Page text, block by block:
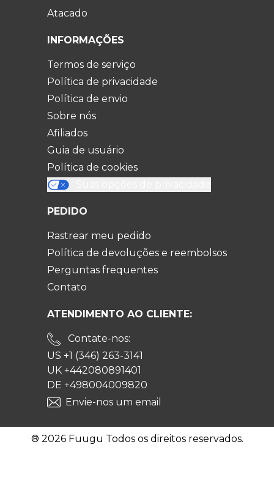
Atacado
INFORMAÇÕES
Termos de serviço
Política de privacidade
Política de envio
Sobre nós
Afiliados
Guia de usuário
Política de cookies
PEDIDO
Rastrear meu pedido
Política de devoluções e reembolsos
Perguntas frequentes
Contato
ATENDIMENTO AO CLIENTE:
Contate-nos:
US +1 (346) 263-3141
UK +442080891401
DE +498004009820
Envie-nos um email
® 2026 Fuugu Todos os direitos reservados.